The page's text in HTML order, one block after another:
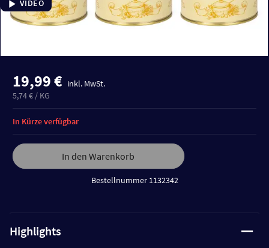
VIDEO
19,99 € inkl. MwSt.
5,74 € / KG
In den Warenkorb
Bestellnummer 1132342
In Kürze verfügbar
Highlights